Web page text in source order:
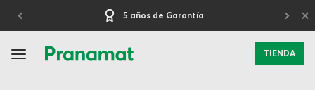
5 años de Garantía ×
TIENDA